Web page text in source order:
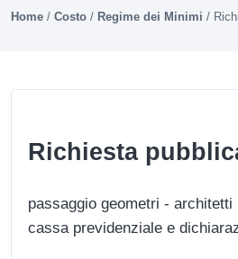
Home / Costo / Regime dei Minimi /
Richiesta
passaggio geometri - architetti
cassa previdenziale e